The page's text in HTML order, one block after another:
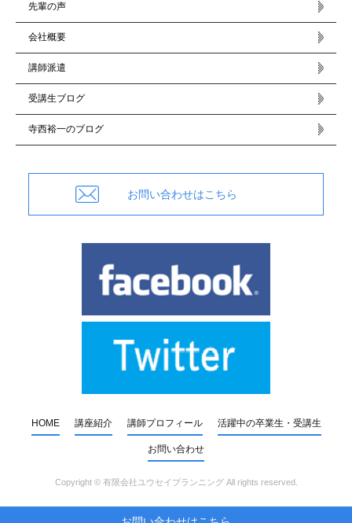
先輩の声
会社概要
講師派遣
受講生ブログ
寺西裕一のブログ
お問い合わせはこちら
HOME 講座紹介 講師プロフィール 活躍中の卒業生・受講生
お問い合わせ
Copyright © 有限会社ユウセイプランニングAll rights reserved.